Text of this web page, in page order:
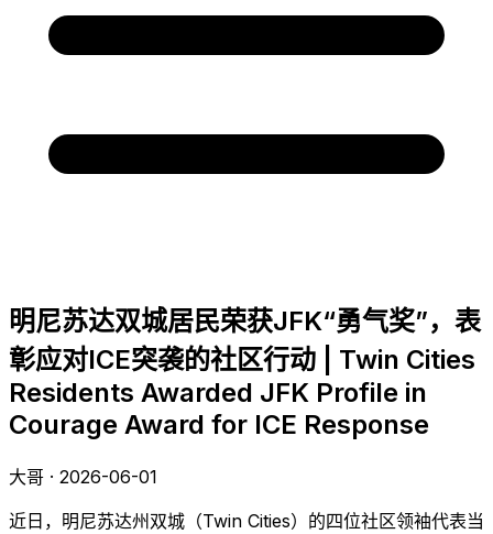
明尼苏达双城居民荣获JFK“勇气奖”，表
彰应对ICE突袭的社区行动 | Twin Cities
Residents Awarded JFK Profile in
Courage Award for ICE Response
大哥 · 2026-06-01
近日，明尼苏达州双城（Twin Cities）的四位社区领袖代表当